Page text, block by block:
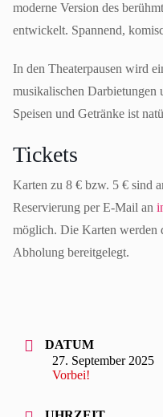
moderne Version des
entwickelt. Spannend,
In den Theaterpausen wird
musikalischen Darbietungen
Speisen und Getränke ist
Tickets
Karten zu 8 € bzw. 5 € sind
Reservierung per E-Mail an
möglich. Die Karten werden
Abholung bereitgelegt.
DATUM
27. September 2025
Vorbei!